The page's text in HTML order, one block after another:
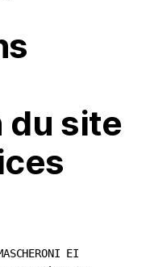
du site
EI